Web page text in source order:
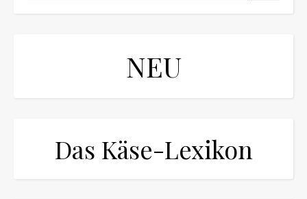
NEU
Das Käse-Lexikon